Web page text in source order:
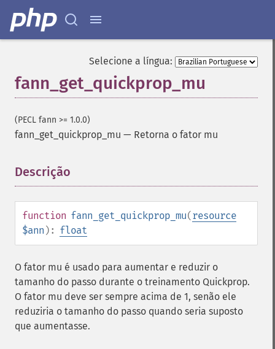
Selecione a língua:
fann_get_quickprop_mu
(PECL fann >= 1.0.0)
fann_get_quickprop_mu — Retorna o fator mu
Descrição
function fann_get_quickprop_mu(resource
$ann ): float
O fator mu é usado para aumentar e reduzir o
tamanho do passo durante o treinamento Quickprop.
O fator mu deve ser sempre acima de 1, senão ele
reduziria o tamanho do passo quando seria suposto
que aumentasse.